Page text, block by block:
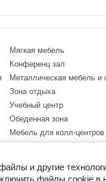
Мягкая мебель
Конференц зал
Металлическая мебель и
Зона отдыха
Учебный центр
Обеденная зона
Мебель для колл-центров
и другие
файлы cookie в